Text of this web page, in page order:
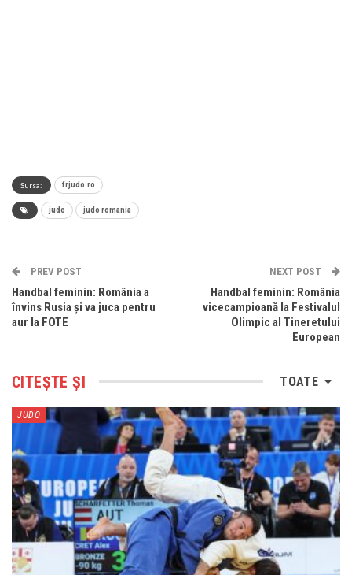
Sursa: frjudo.ro
judo judo romania
PREV POST
Handbal feminin: România a
învins Rusia și va juca pentru
aur la FOTE
NEXT POST
Handbal feminin: România
vicecampioană la Festivalul
Olimpic al Tineretului
European
TOATE
CITEȘTE ȘI
JUDO